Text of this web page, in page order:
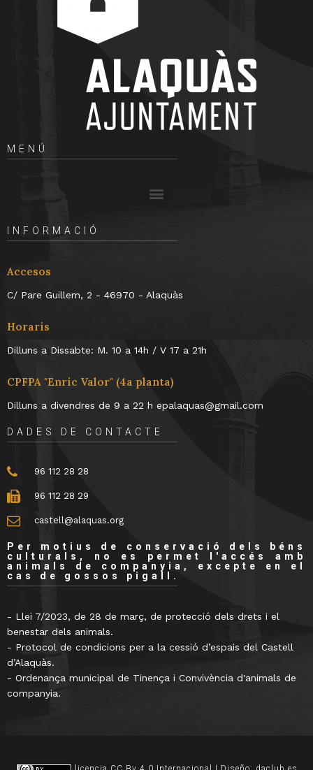
MENÚ
INFORMACIÓ
Accesos
C/ Pare Guillem, 2 - 46970 - Alaquàs
Horaris
Dilluns a Dissabte: M. 10 a 14h / V 17 a 21h
CPFPA "Enric Valor" (4a planta)
Dilluns a divendres de 9 a 22 h epalaquas@gmail.com
DADES DE CONTACTE
96 112 28 28
96 112 28 29
castell@alaquas.org
Per motius de conservació dels béns
culturals, no es permet l'accés amb
animals de companyia, excepte en el
cas de gossos pigall.
- Llei 7/2023, de 28 de març, de protecció dels drets i el
benestar dels animals.
- Protocol de condicions per a la cessió d’espais del Castell
d’Alaquàs.
- Ordenança municipal de Tinença i Convivència d'animals de
companyia.